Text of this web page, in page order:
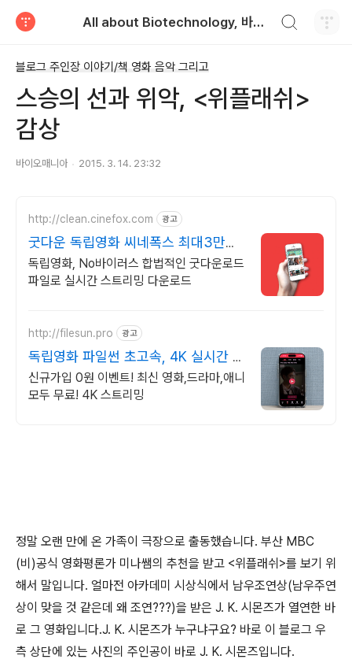
All about Biotechnology, 바이오텍의 모든 것
블로그 주인장 이야기/책 영화 음악 그리고
스승의 선과 위악, <위플래쉬>
감상
바이오매니아 2015. 3. 14. 23:32
http://clean.cinefox.com 광고
굿다운 독립영화 씨네폭스 최대3만원
+10%추가적립
독립영화, No바이러스 합법적인 굿다운로드
파일로 실시간 스트리밍 다운로드
http://filesun.pro 광고
독립영화 파일썬 초고속, 4K 실시간 보
기!
신규가입 0원 이벤트! 최신 영화,드라마,애니
모두 무료! 4K 스트리밍
정말 오랜 만에 온 가족이 극장으로 출동했습니다. 부산 MBC
(비)공식 영화평론가 미나쌤의 추천을 받고 <위플래쉬>를 보기 위
해서 말입니다. 얼마전 아카데미 시상식에서 남우조연상(남우주연
상이 맞을 것 같은데 왜 조연???)을 받은 J. K. 시몬즈가 열연한 바
로 그 영화입니다.J. K. 시몬즈가 누구냐구요? 바로 이 블로그 우
측 상단에 있는 사진의 주인공이 바로 J. K. 시몬즈입니다.